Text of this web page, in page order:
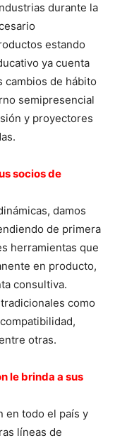
durante la
estando
ya cuenta
cambios de hábito
semipresencial
y proyectores
socios de
damos
de primera
herramientas que
en producto,
consultiva.
como
otras.
le brinda a sus
en todo el país y
líneas de